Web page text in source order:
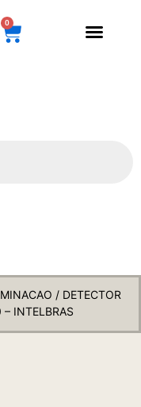
0
/ DETECTOR
INTELBRAS